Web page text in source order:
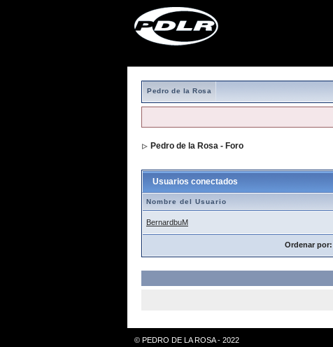
Pedro de la Rosa
Pedro de la Rosa - Foro
Usuarios conectados
Nombre del Usuario
BernardbuM
Ordenar por:
© PEDRO DE LA ROSA - 2022